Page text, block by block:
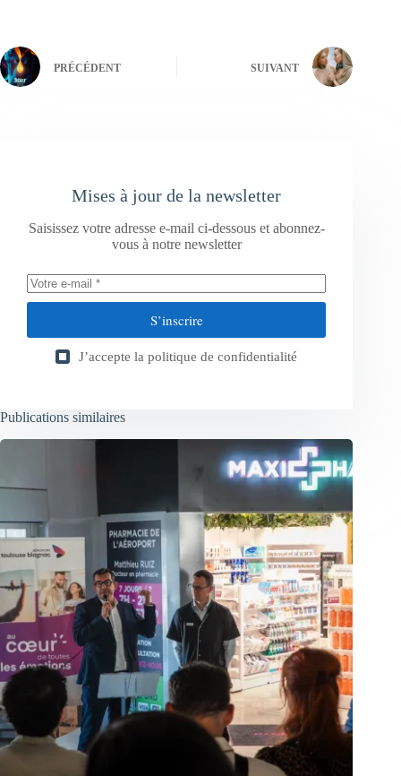
PRÉCÉDENT SUIVANT
Mises à jour de la newsletter
Saisissez votre adresse e-mail ci-dessous et abonnez-
vous à notre newsletter
S’inscrire
J’accepte la politique de confidentialité
Publications similaires